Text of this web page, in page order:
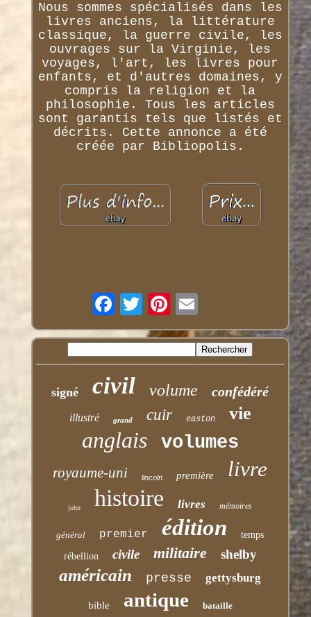
Nous sommes spécialisés dans les
livres anciens, la littérature
classique, la guerre civile, les
ouvrages sur la Virginie, les
voyages, l'art, les livres pour
enfants, et d'autres domaines, y
compris la religion et la
philosophie. Tous les articles
sont garantis tels que listés et
décrits. Cette annonce a été
créée par Bibliopolis.
signé civil volume confédéré
illustré grand cuir easton vie
anglais volumes
royaume-uni lincoln première livre
john histoire livres mémoires
général premier édition temps
rébellion civile militaire shelby
américain presse gettysburg
bible antique bataille